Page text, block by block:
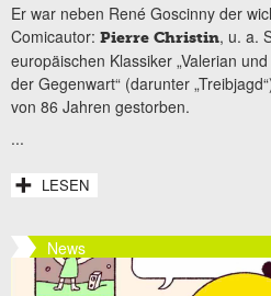
Er war neben René Goscinny der
Comicautor: Pierre Christin, u. a.
europäischen Klassiker „Valerian
der Gegenwart“ (darunter
von 86 Jahren gestorben.
...
LESEN
News